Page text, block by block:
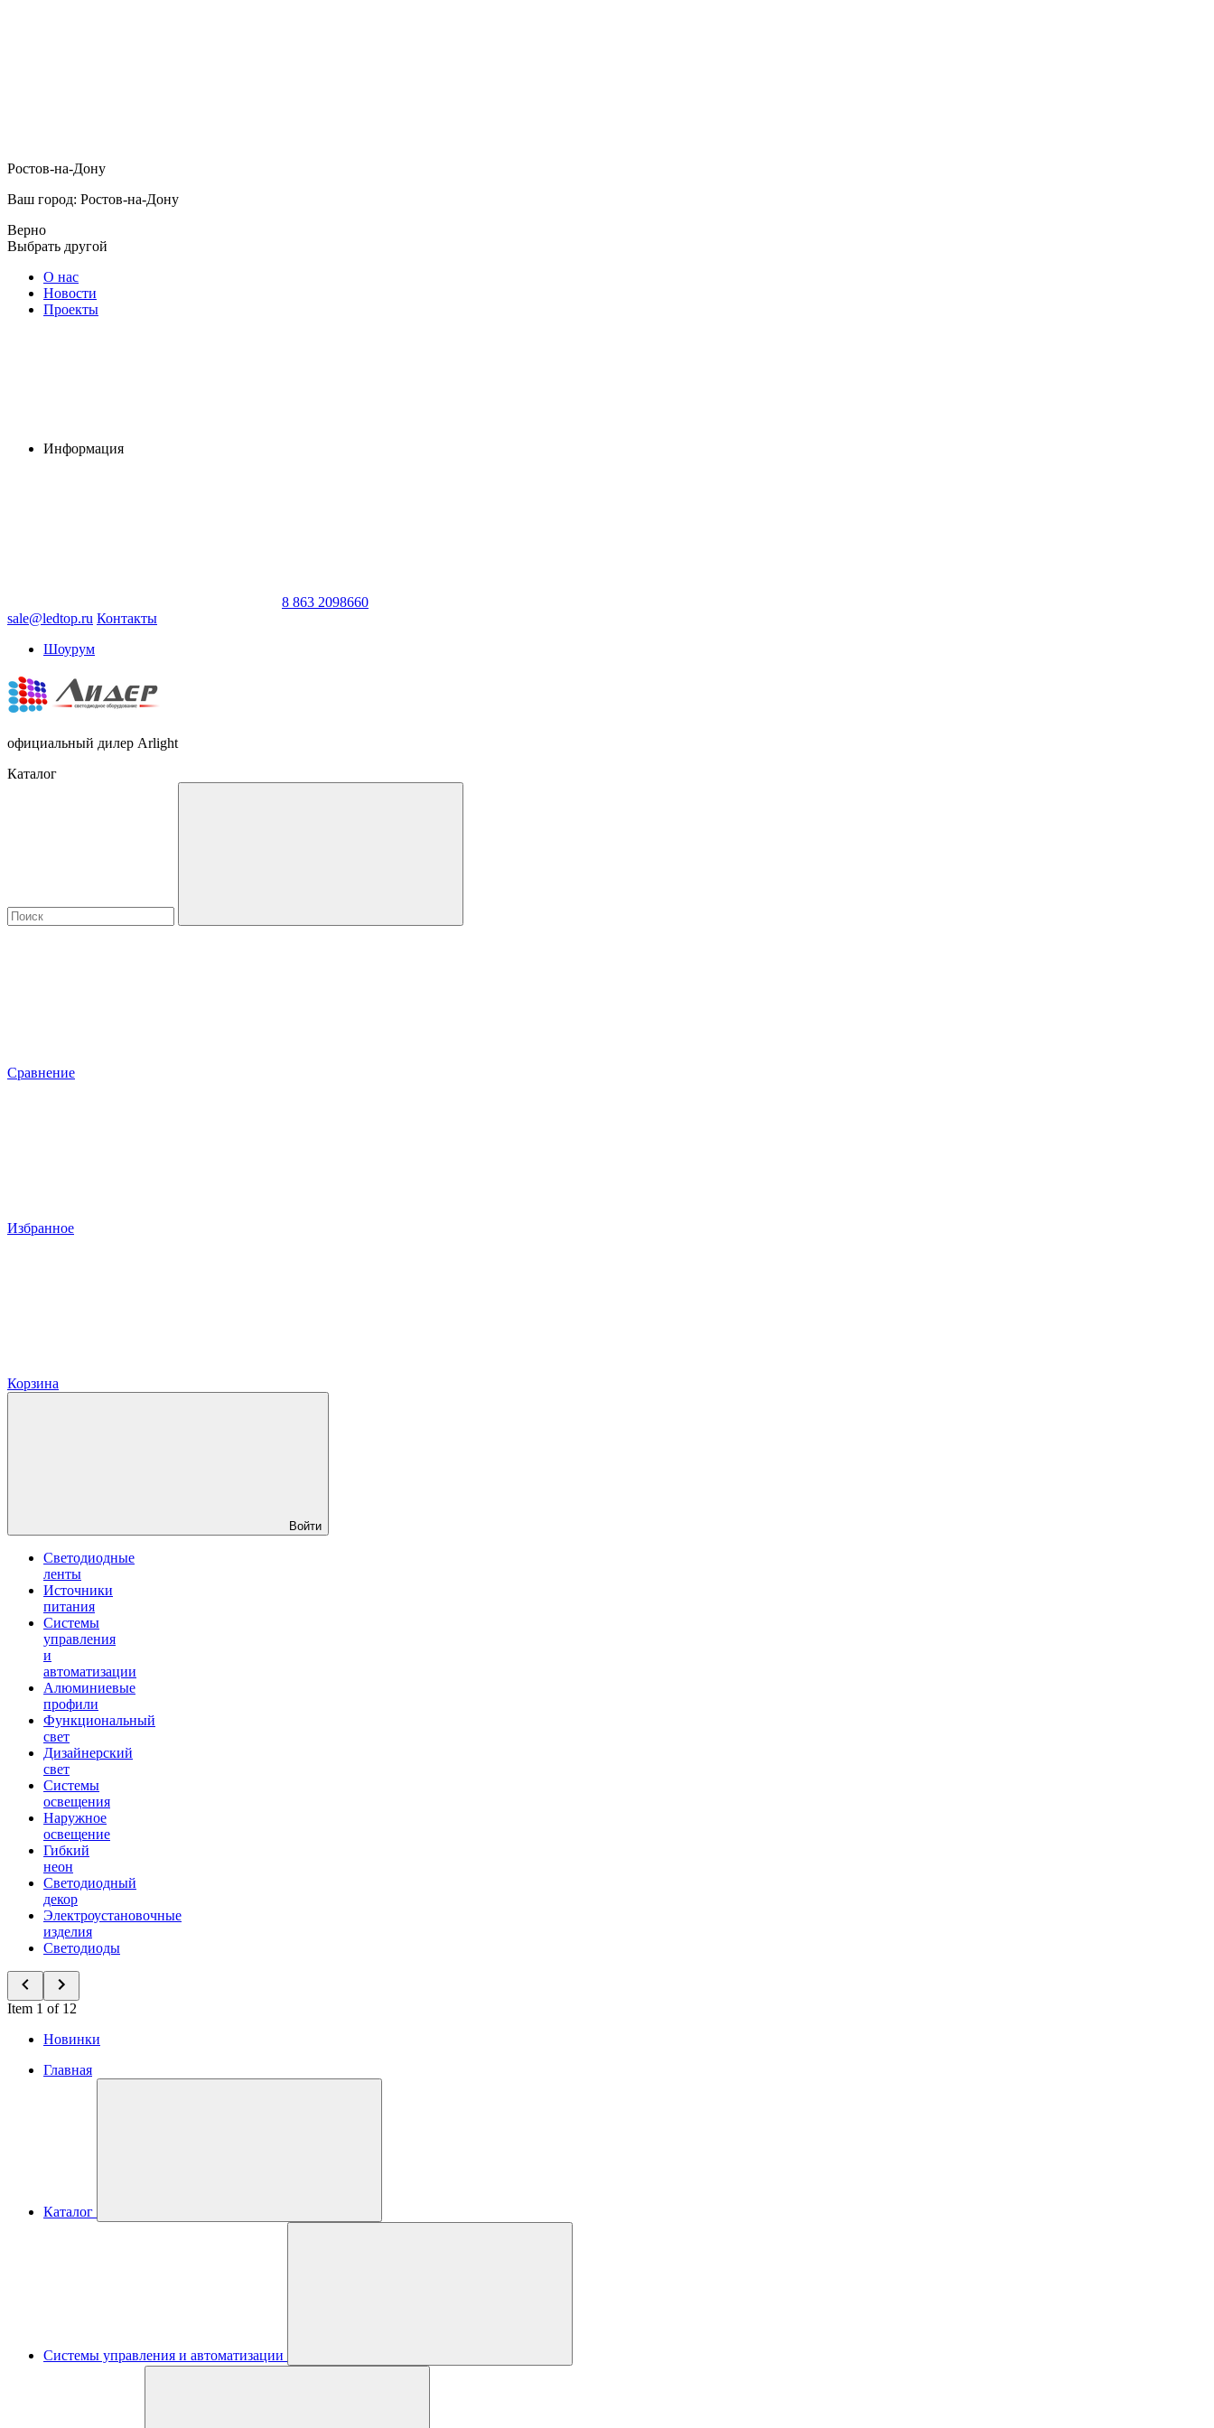
Ростов-на-Дону
Ваш город: Ростов-на-Дону
Верно
Выбрать другой
О нас
Новости
Проекты
Информация
8 863 2098660
sale@ledtop.ru Контакты
Шоурум
официальный дилер Arlight
Каталог
Сравнение
Избранное
Корзина
Войти
Светодиодные
ленты
Источники
питания
Системы
управления
и
автоматизации
Алюминиевые
профили
Функциональный
свет
Дизайнерский
свет
Системы
освещения
Наружное
освещение
Гибкий
неон
Светодиодный
декор
Электроустановочные
изделия
Светодиоды
Item 1 of 12
Новинки
Главная
Каталог
Системы управления и автоматизации